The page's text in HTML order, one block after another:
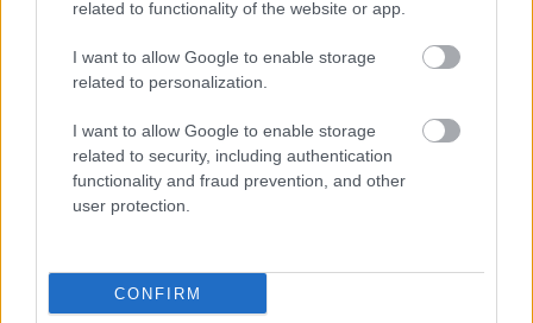
related to functionality of the website or app.
I want to allow Google to enable storage
related to personalization.
I want to allow Google to enable storage
related to security, including authentication
functionality and fraud prevention, and other
user protection.
CONFIRM
portalu. Możliwe jednak, że nigdzie nie pojawi się stream online z tego
Asseco Resovia| Developres Rzeszów |ITA TOOLS Stal Mielec
Cellfast Wilki Krosno|Texom Stal Rzeszów|Stal Mielec
Motor Lublin|Stal Rzeszów| Stal Stalowa Wola|Wisła Kraków
Resovia|Wieczysta Kraków